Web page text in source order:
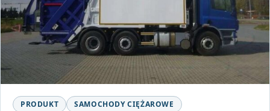
PRODUKT SAMOCHODY CIĘŻAROWE